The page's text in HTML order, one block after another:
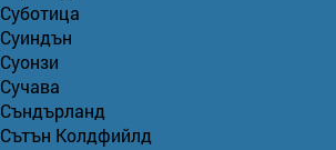
Суботица
Суиндън
Суонзи
Сучава
Съндърланд
Сътън Колдфийлд